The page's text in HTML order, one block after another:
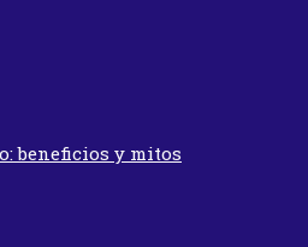
beneficios y mitos